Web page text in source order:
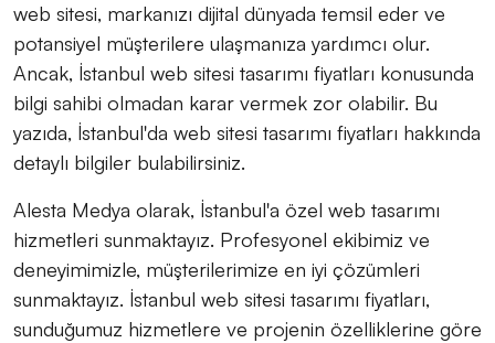
web sitesi, markanızı dijital dünyada temsil eder ve
potansiyel müşterilere ulaşmanıza yardımcı olur.
Ancak, İstanbul web sitesi tasarımı fiyatları konusunda
bilgi sahibi olmadan karar vermek zor olabilir. Bu
yazıda, İstanbul'da web sitesi tasarımı fiyatları hakkında
detaylı bilgiler bulabilirsiniz.
Alesta Medya olarak, İstanbul'a özel web tasarımı
hizmetleri sunmaktayız. Profesyonel ekibimiz ve
deneyimimizle, müşterilerimize en iyi çözümleri
sunmaktayız. İstanbul web sitesi tasarımı fiyatları,
sunduğumuz hizmetlere ve projenin özelliklerine göre